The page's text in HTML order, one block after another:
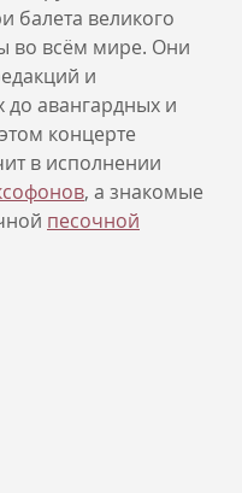
балета великого
во всём мире. Они
и
до авангардных и
концерте
в исполнении
, а знакомые
песочной